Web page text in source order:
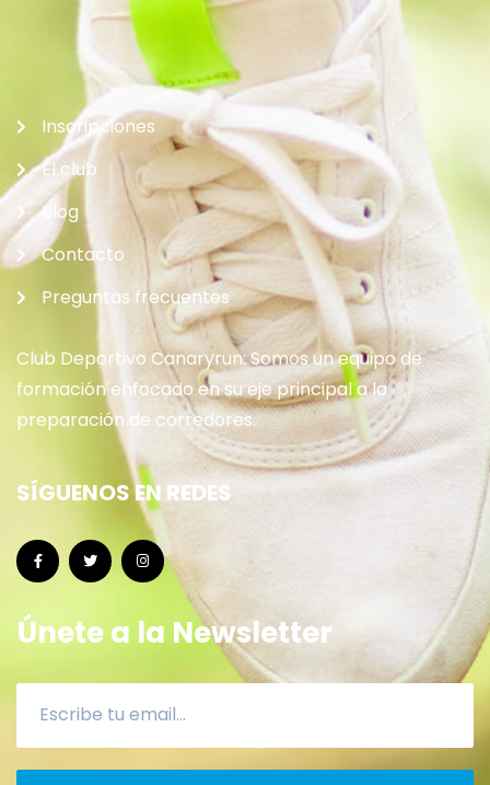
Inscripciones
El club
Blog
Contacto
Preguntas frecuentes
Club Deportivo Canaryrun: Somos un equipo de
formación enfocado en su eje principal a la
preparación de corredores.
SÍGUENOS EN REDES
Únete a la Newsletter